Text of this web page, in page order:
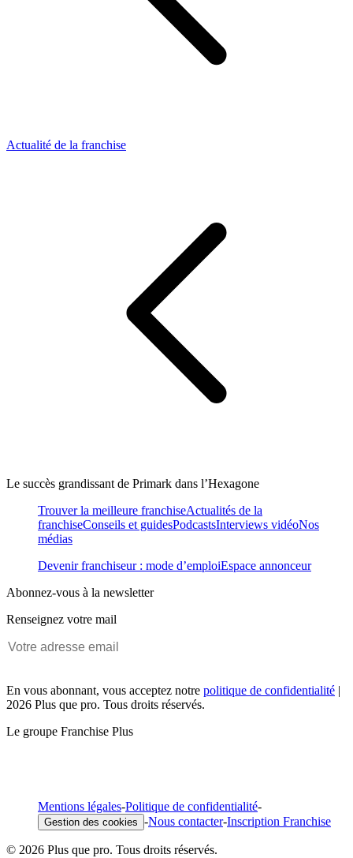
Actualité de la franchise
Le succès grandissant de Primark dans l’Hexagone
Trouver la meilleure franchiseActualités de la
franchiseConseils et guidesPodcastsInterviews vidéoNos
médias
Devenir franchiseur : mode d’emploiEspace annonceur
Abonnez-vous à la newsletter
Renseignez votre mail
En vous abonnant, vous acceptez notre politique de confidentialité |
2026 Plus que pro. Tous droits réservés.
Le groupe Franchise Plus
Mentions légales-Politique de confidentialité-
Gestion des cookies -Nous contacter-Inscription Franchise
© 2026 Plus que pro. Tous droits réservés.